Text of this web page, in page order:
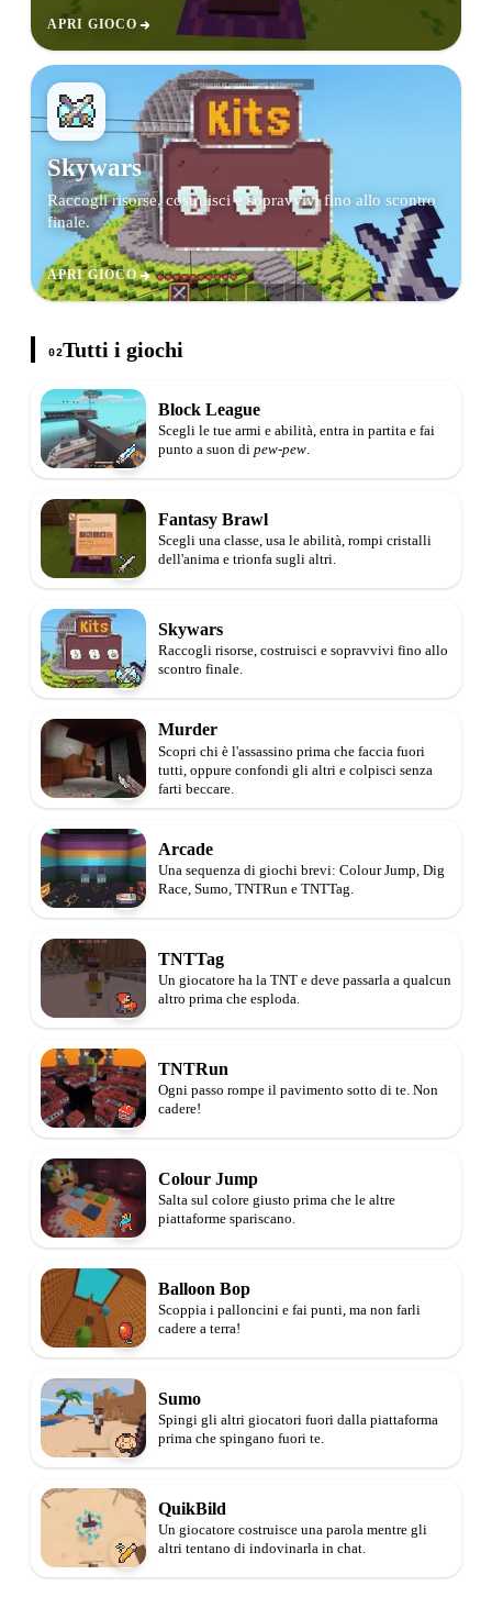
APRI GIOCO
Skywars
Raccogli risorse, costruisci e sopravvivi fino allo scontro
finale.
APRI GIOCO
02Tutti i giochi
Block League
Scegli le tue armi e abilità, entra in partita e fai
punto a suon di pew-pew.
Fantasy Brawl
Scegli una classe, usa le abilità, rompi cristalli
dell'anima e trionfa sugli altri.
Skywars
Raccogli risorse, costruisci e sopravvivi fino allo
scontro finale.
Murder
Scopri chi è l'assassino prima che faccia fuori
tutti, oppure confondi gli altri e colpisci senza
farti beccare.
Arcade
Una sequenza di giochi brevi: Colour Jump, Dig
Race, Sumo, TNTRun e TNTTag.
TNTTag
Un giocatore ha la TNT e deve passarla a qualcun
altro prima che esploda.
TNTRun
Ogni passo rompe il pavimento sotto di te. Non
cadere!
Colour Jump
Salta sul colore giusto prima che le altre
piattaforme spariscano.
Balloon Bop
Scoppia i palloncini e fai punti, ma non farli
cadere a terra!
Sumo
Spingi gli altri giocatori fuori dalla piattaforma
prima che spingano fuori te.
QuikBild
Un giocatore costruisce una parola mentre gli
altri tentano di indovinarla in chat.